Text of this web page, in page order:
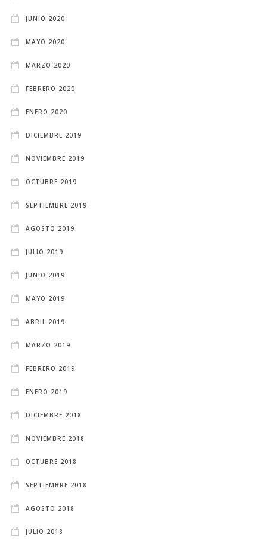
JUNIO 2020
MAYO 2020
MARZO 2020
FEBRERO 2020
ENERO 2020
DICIEMBRE 2019
NOVIEMBRE 2019
OCTUBRE 2019
SEPTIEMBRE 2019
AGOSTO 2019
JULIO 2019
JUNIO 2019
MAYO 2019
ABRIL 2019
MARZO 2019
FEBRERO 2019
ENERO 2019
DICIEMBRE 2018
NOVIEMBRE 2018
OCTUBRE 2018
SEPTIEMBRE 2018
AGOSTO 2018
JULIO 2018